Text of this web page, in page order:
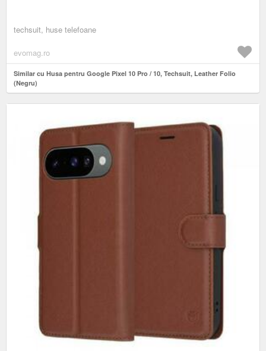
techsuit, huse telefoane
evomag.ro
Similar cu Husa pentru Google Pixel 10 Pro / 10, Techsuit, Leather Folio
(Negru)